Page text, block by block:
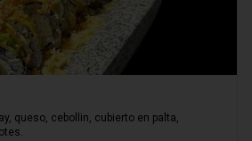
queso, cebollin, cubierto en palta,